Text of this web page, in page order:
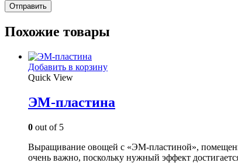
Похожие товары
Добавить в корзину
Quick View
ЭМ-пластина
0 out of 5
Выращивание овощей с «ЭМ-пластиной»,
очень важно, поскольку нужный эффект